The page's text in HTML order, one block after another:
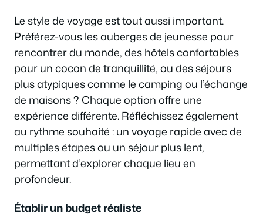
Le style de voyage est tout aussi important.
Préférez-vous les auberges de jeunesse pour
rencontrer du monde, des hôtels confortables
pour un cocon de tranquillité, ou des séjours
plus atypiques comme le camping ou l’échange
de maisons ? Chaque option offre une
expérience différente. Réfléchissez également
au rythme souhaité : un voyage rapide avec de
multiples étapes ou un séjour plus lent,
permettant d’explorer chaque lieu en
profondeur.
Établir un budget réaliste